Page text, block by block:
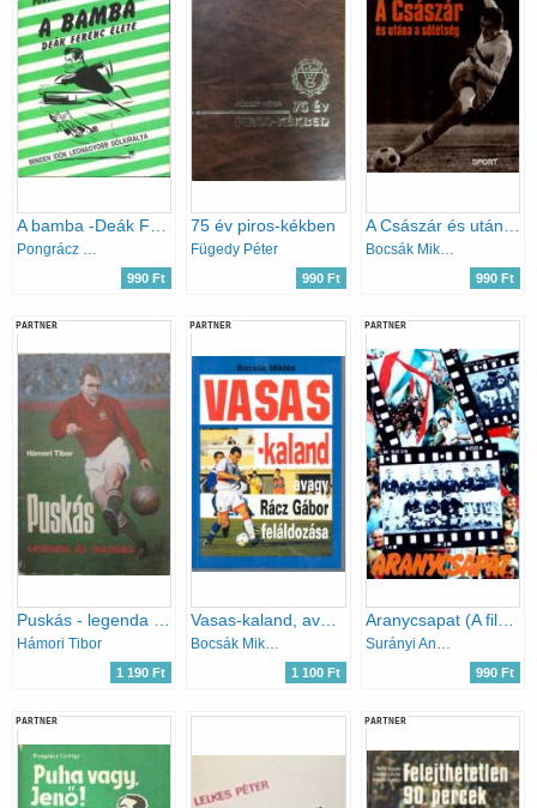
990 Ft
75 év piros-kékben
Fügedy Péter
990 Ft
Bocsák Miklós
990 Ft
PARTNER
Hámori Tibor
1 190 Ft
PARTNER
Bocsák Miklós
1 100 Ft
PARTNER
Aranycsapat (A film születése, és ami a filmből kimaradt...)
Surányi András-Hernádi Miklós
990 Ft
PARTNER PARTNER